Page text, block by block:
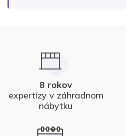
8 rokov
expertízy v záhradnom
nábytku